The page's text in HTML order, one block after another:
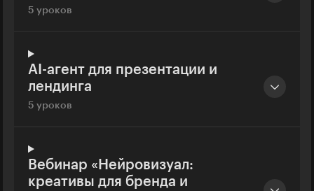
5 уроков
AI-агент для презентации и
лендинга
5 уроков
Вебинар «Нейровизуал:
креативы для бренда и